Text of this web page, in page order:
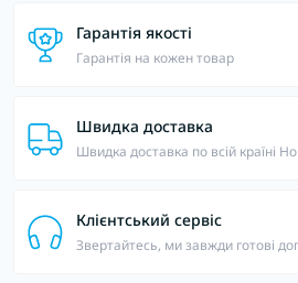
Гарантія якості
Гарантія на кожен товар
Швидка доставка
Швидка доставка по всій
Клієнтський сервіс
Звертайтесь, ми завжди готові